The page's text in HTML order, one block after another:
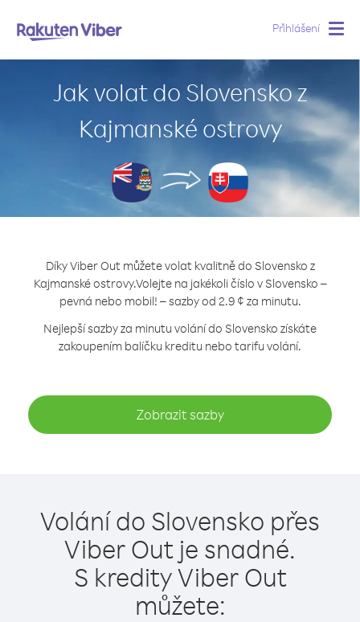
Přihlášení
Jak volat do Slovensko z
Kajmanské ostrovy
Díky Viber Out můžete volat kvalitně do Slovensko z
Kajmanské ostrovy.Volejte na jakékoli číslo v Slovensko –
pevná nebo mobil! – sazby od 2.9 ¢ za minutu.
Nejlepší sazby za minutu volání do Slovensko získáte
zakoupením balíčku kreditu nebo tarifu volání.
Zobrazit sazby
Volání do Slovensko přes
Viber Out je snadné.
S kredity Viber Out
můžete: